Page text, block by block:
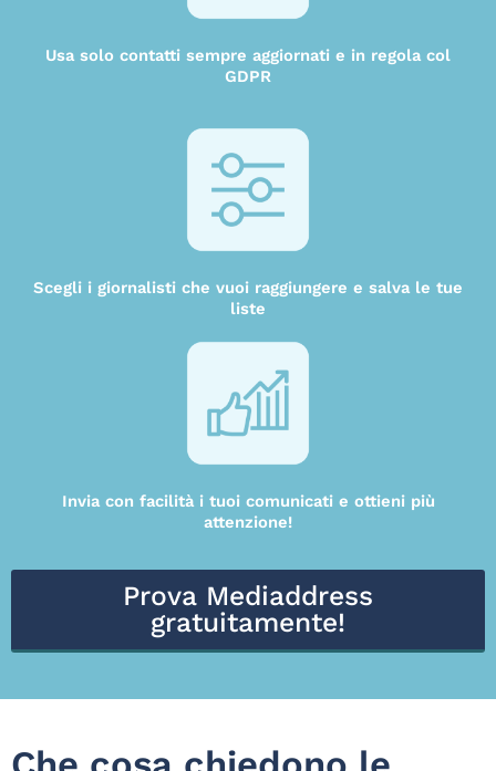
Usa solo contatti sempre aggiornati e in regola col
GDPR
Scegli i giornalisti che vuoi raggiungere e salva le tue
liste
Invia con facilità i tuoi comunicati e ottieni più
attenzione!
Prova Mediaddress
gratuitamente!